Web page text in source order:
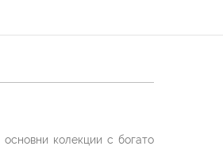
колекции с богато